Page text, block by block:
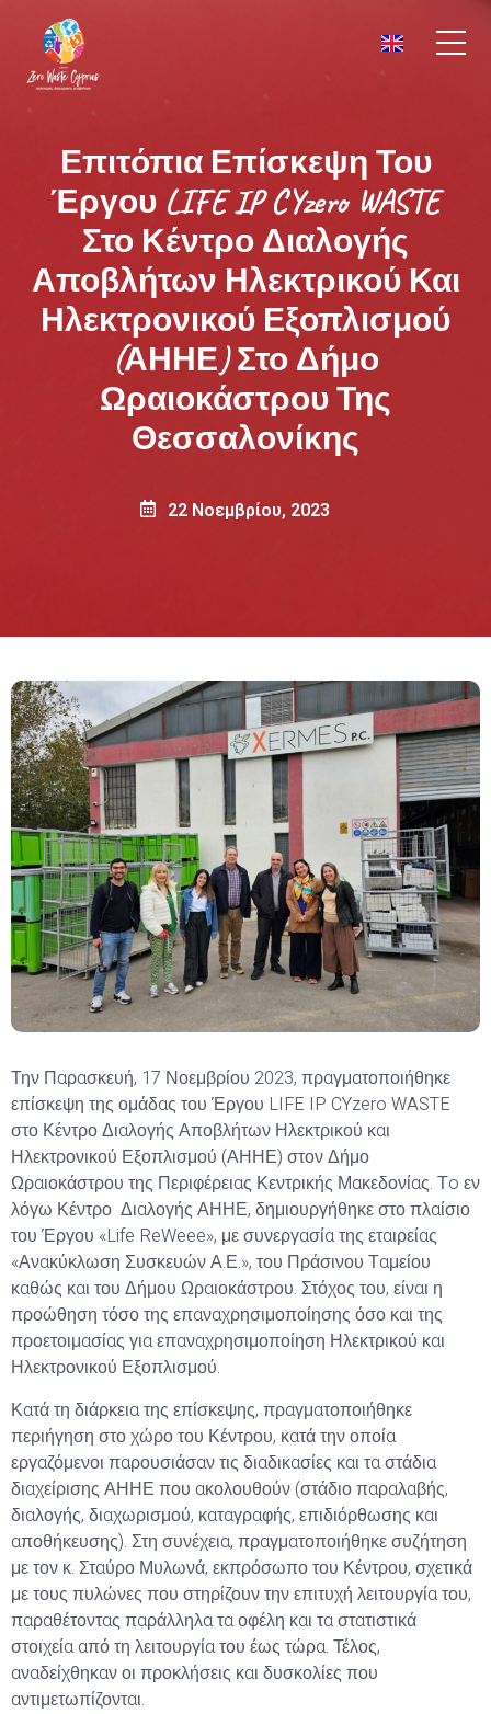
Επιτόπια Επίσκεψη Του
Έργου LIFE IP CYzero WASTE
Στο Κέντρο Διαλογής
Αποβλήτων Ηλεκτρικού Και
Ηλεκτρονικού Εξοπλισμού
(ΑΗΗΕ) Στο Δήμο
Ωραιοκάστρου Της
Θεσσαλονίκης
22 Νοεμβρίου, 2023
Την Παρασκευή, 17 Νοεμβρίου 2023, πραγματοποιήθηκε
επίσκεψη της ομάδας του Έργου LIFE IP CYzero WASTE
στο Κέντρο Διαλογής Αποβλήτων Ηλεκτρικού και
Ηλεκτρονικού Εξοπλισμού (ΑΗΗΕ) στον Δήμο
Ωραιοκάστρου της Περιφέρειας Κεντρικής Μακεδονίας. Τo εν
λόγω Κέντρο Διαλογής ΑΗΗΕ, δημιουργήθηκε στο πλαίσιο
του Έργου «Life ReWeee», με συνεργασία της εταιρείας
«Ανακύκλωση Συσκευών Α.Ε.», του Πράσινου Ταμείου
καθώς και του Δήμου Ωραιοκάστρου. Στόχος του, είναι η
προώθηση τόσο της επαναχρησιμοποίησης όσο και της
προετοιμασίας για επαναχρησιμοποίηση Ηλεκτρικού και
Ηλεκτρονικού Εξοπλισμού.
Κατά τη διάρκεια της επίσκεψης, πραγματοποιήθηκε
περιήγηση στο χώρο του Κέντρου, κατά την οποία
εργαζόμενοι παρουσιάσαν τις διαδικασίες και τα στάδια
διαχείρισης ΑΗΗΕ που ακολουθούν (στάδιο παραλαβής,
διαλογής, διαχωρισμού, καταγραφής, επιδιόρθωσης και
αποθήκευσης). Στη συνέχεια, πραγματοποιήθηκε συζήτηση
με τον κ. Σταύρο Μυλωνά, εκπρόσωπο του Κέντρου, σχετικά
με τους πυλώνες που στηρίζουν την επιτυχή λειτουργία του,
παραθέτοντας παράλληλα τα οφέλη και τα στατιστικά
στοιχεία από τη λειτουργία του έως τώρα. Τέλος,
αναδείχθηκαν οι προκλήσεις και δυσκολίες που
αντιμετωπίζονται.